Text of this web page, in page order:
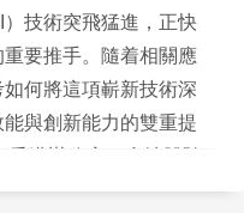
技術突飛猛進，正快
要推手。隨着相關應
何將這項嶄新技術深
與創新能力的雙重提
與Veo等，讓我們